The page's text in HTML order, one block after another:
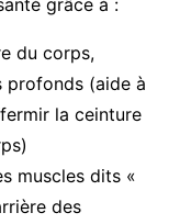
du corps,
profonds (aide à
la ceinture
muscles dits «
des